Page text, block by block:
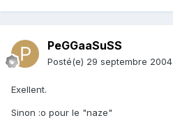
PeGGaaSuSS
Posté(e) 29 septembre 2004
Exellent.
Sinon :o pour le "naze"